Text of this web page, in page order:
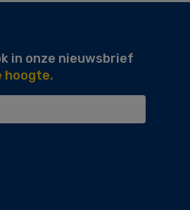
in onze nieuwsbrief
hoogte.